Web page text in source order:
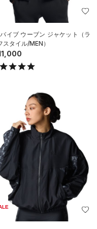
イブ ウーブン ジャケット（ラ
スタイル/MEN）